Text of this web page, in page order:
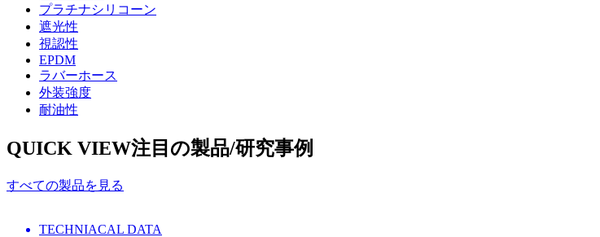
プラチナシリコーン
遮光性
視認性
EPDM
ラバーホース
外装強度
耐油性
QUICK VIEW注目の製品/研究事例
すべての製品を見る
TECHNIACAL DATA